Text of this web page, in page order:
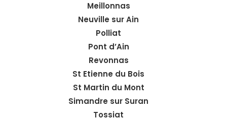
Meillonnas
Neuville sur Ain
Polliat
Pont d’Ain
Revonnas
St Etienne du Bois
St Martin du Mont
Simandre sur Suran
Tossiat